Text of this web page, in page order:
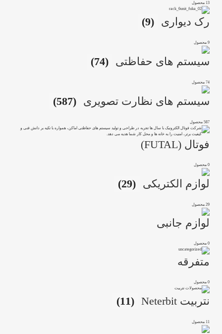
13 محصول
رک دیواری (9)
9 محصول
سیستم های حفاظتی (74)
74 محصول
سیستم های نظارت تصویری (587)
587 محصول
فوتال (FUTAL)
0 محصول
لوازم الکتریکی (29)
29 محصول
لوازم جانبی
0 محصول
متفرقه
0 محصول
نتربیت Neterbit (11)
11 محصول